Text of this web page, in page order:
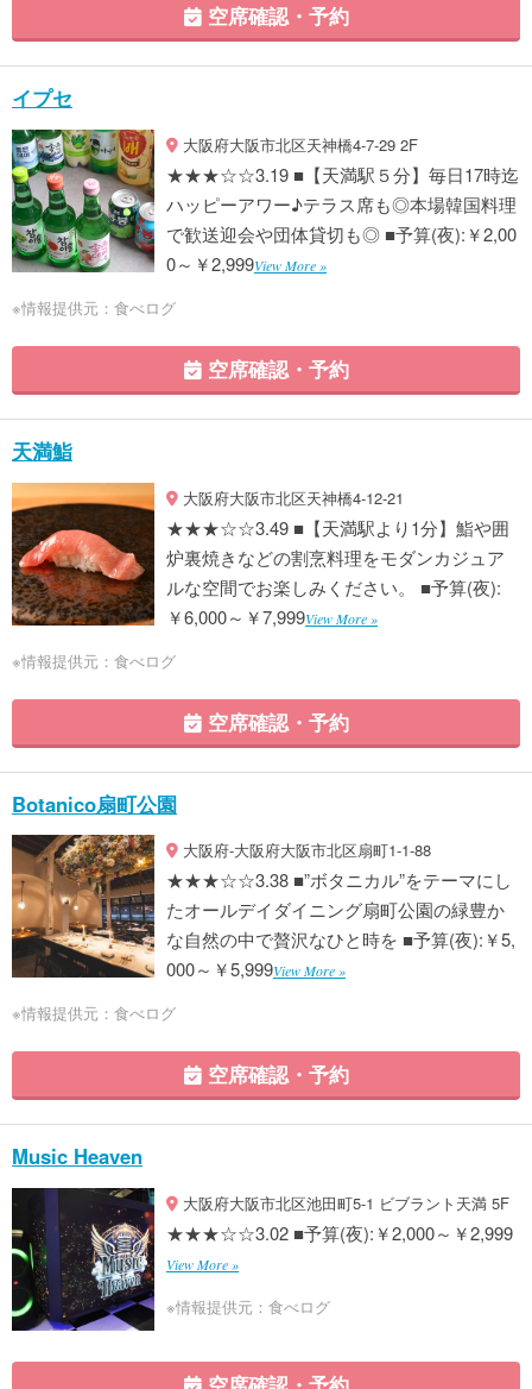
空席確認・予約
イプセ
大阪府大阪市北区天神橋4-7-29 2F
★★★☆☆3.19 ■【天満駅５分】毎日17時迄
ハッピーアワー♪テラス席も◎本場韓国料理
で歓送迎会や団体貸切も◎ ■予算(夜):￥2,00
0～￥2,999View More »
※情報提供元：食べログ
空席確認・予約
天満鮨
大阪府大阪市北区天神橋4-12-21
★★★☆☆3.49 ■【天満駅より1分】鮨や囲
炉裏焼きなどの割烹料理をモダンカジュア
ルな空間でお楽しみください。 ■予算(夜):
￥6,000～￥7,999View More »
※情報提供元：食べログ
空席確認・予約
Botanico扇町公園
大阪府-大阪府大阪市北区扇町1-1-88
★★★☆☆3.38 ■”ボタニカル”をテーマにし
たオールデイダイニング扇町公園の緑豊か
な自然の中で贅沢なひと時を ■予算(夜):￥5,
000～￥5,999View More »
※情報提供元：食べログ
空席確認・予約
Music Heaven
大阪府大阪市北区池田町5-1 ビブラント天満 5F
★★★☆☆3.02 ■予算(夜):￥2,000～￥2,999
View More »
※情報提供元：食べログ